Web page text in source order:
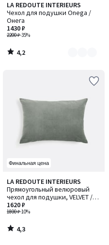
LA REDOUTE INTERIEURS
Чехол для подушки Onega /
Онега
2200 ₽-35%
1430 ₽
4,2
/ 5
Количество
цветов:
2
4,2
/
Финальная цена
LA REDOUTE INTERIEURS
Прямоугольный велюровый
чехол для подушки, VELVET /
ВЕЛВЕТ
1800 ₽-10%
1620 ₽
4,3
/ 5
4,3
/